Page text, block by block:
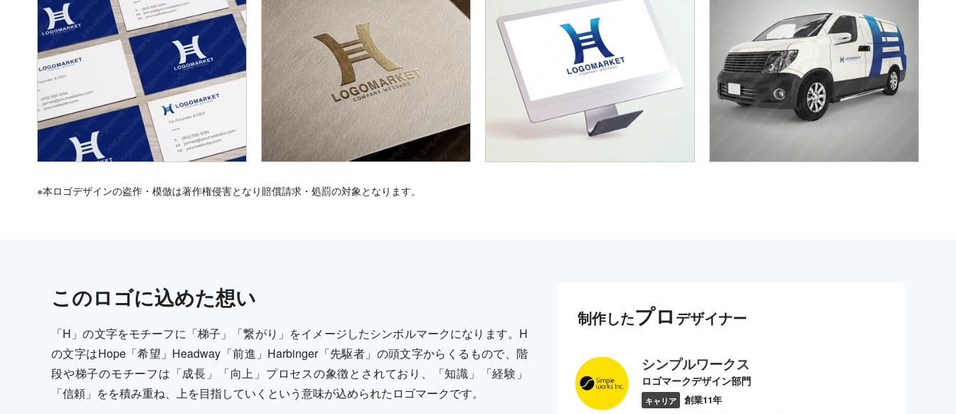
※本ロゴデザインの盗作・模倣は著作権侵害となり賠償請求・処罰の対象となります。
このロゴに込めた想い
「H」の文字をモチーフに「梯子」「繋がり」をイメージしたシンボルマークになります。H
の文字はHope「希望」Headway「前進」Harbinger「先駆者」の頭文字からくるもので、階
段や梯子のモチーフは「成長」「向上」プロセスの象徴とされており、「知識」「経験」
「信頼」をを積み重ね、上を目指していくという意味が込められたロゴマークです。
制作したプロ デザイナー
シンプルワークス
ロゴマークデザイン部門
キャリア 創業11年